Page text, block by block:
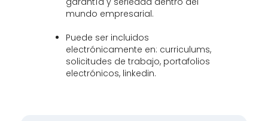
mundo empresarial.
Puede ser incluidos
electrónicamente en: curriculums,
solicitudes de trabajo, portafolios
electrónicos, linkedin.